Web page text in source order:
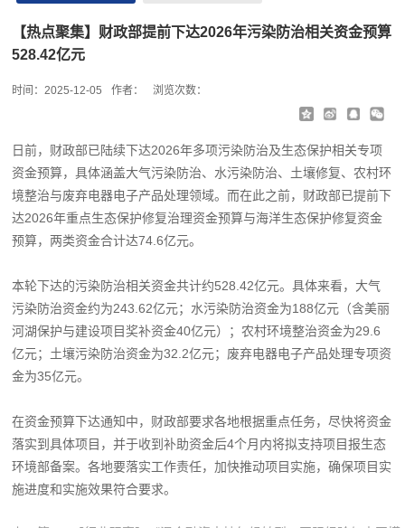
【热点聚集】财政部提前下达2026年污染防治相关资金预算
528.42亿元
时间： 2025-12-05 作者： 浏览次数：
日前，财政部已陆续下达2026年多项污染防治及生态保护相关专项
资金预算，具体涵盖大气污染防治、水污染防治、土壤修复、农村环
境整治与废弃电器电子产品处理领域。而在此之前，财政部已提前下
达2026年重点生态保护修复治理资金预算与海洋生态保护修复资金
预算，两类资金合计达74.6亿元。
本轮下达的污染防治相关资金共计约528.42亿元。具体来看，大气
污染防治资金约为243.62亿元；水污染防治资金为188亿元（含美丽
河湖保护与建设项目奖补资金40亿元）；农村环境整治资金为29.6
亿元；土壤污染防治资金为32.2亿元；废弃电器电子产品处理专项资
金为35亿元。
在资金预算下达通知中，财政部要求各地根据重点任务，尽快将资金
落实到具体项目，并于收到补助资金后4个月内将拟支持项目报生态
环境部备案。各地要落实工作责任，加快推动项目实施，确保项目实
施进度和实施效果符合要求。